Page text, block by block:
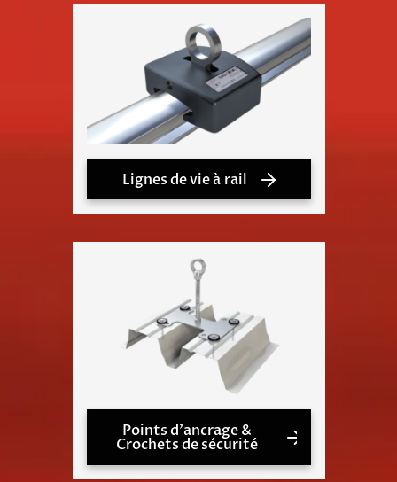
Lignes de vie à rail
Points d'ancrage &
Crochets de sécurité